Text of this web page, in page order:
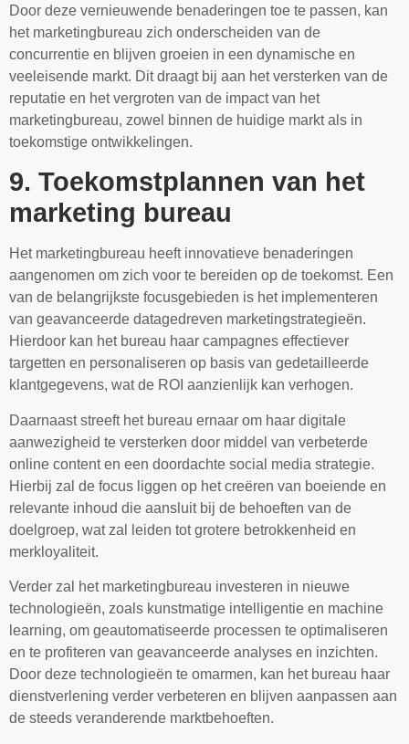
Door deze vernieuwende benaderingen toe te passen, kan
het marketingbureau zich onderscheiden van de
concurrentie en blijven groeien in een dynamische en
veeleisende markt. Dit draagt bij aan het versterken van de
reputatie en het vergroten van de impact van het
marketingbureau, zowel binnen de huidige markt als in
toekomstige ontwikkelingen.
9. Toekomstplannen van het
marketing bureau
Het marketingbureau heeft innovatieve benaderingen
aangenomen om zich voor te bereiden op de toekomst. Een
van de belangrijkste focusgebieden is het implementeren
van geavanceerde datagedreven marketingstrategieën.
Hierdoor kan het bureau haar campagnes effectiever
targetten en personaliseren op basis van gedetailleerde
klantgegevens, wat de ROI aanzienlijk kan verhogen.
Daarnaast streeft het bureau ernaar om haar digitale
aanwezigheid te versterken door middel van verbeterde
online content en een doordachte social media strategie.
Hierbij zal de focus liggen op het creëren van boeiende en
relevante inhoud die aansluit bij de behoeften van de
doelgroep, wat zal leiden tot grotere betrokkenheid en
merkloyaliteit.
Verder zal het marketingbureau investeren in nieuwe
technologieën, zoals kunstmatige intelligentie en machine
learning, om geautomatiseerde processen te optimaliseren
en te profiteren van geavanceerde analyses en inzichten.
Door deze technologieën te omarmen, kan het bureau haar
dienstverlening verder verbeteren en blijven aanpassen aan
de steeds veranderende marktbehoeften.